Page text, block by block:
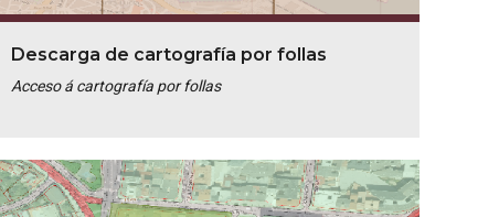
Descarga de cartografía por follas
Acceso á cartografía por follas